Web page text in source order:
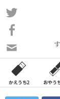
コ
ン
ン
ツ
ス
い
合
わ
かえうち2 おやう